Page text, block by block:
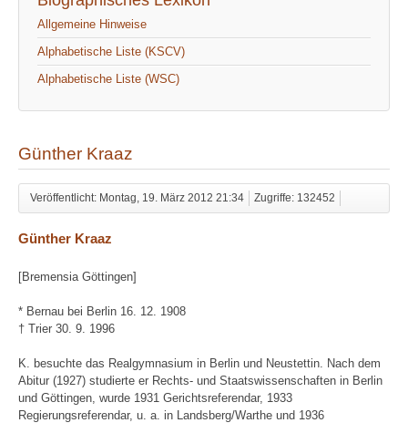
Allgemeine Hinweise
Alphabetische Liste (KSCV)
Alphabetische Liste (WSC)
Günther Kraaz
Veröffentlicht: Montag, 19. März 2012 21:34 Zugriffe: 132452
Günther Kraaz
[Bremensia Göttingen]
* Bernau bei Berlin 16. 12. 1908
† Trier 30. 9. 1996
K. besuchte das Realgymnasium in Berlin und Neustettin. Nach dem
Abitur (1927) studierte er Rechts- und Staatswissenschaften in Berlin
und Göttingen, wurde 1931 Gerichtsreferendar, 1933
Regierungsreferendar, u. a. in Landsberg/Warthe und 1936